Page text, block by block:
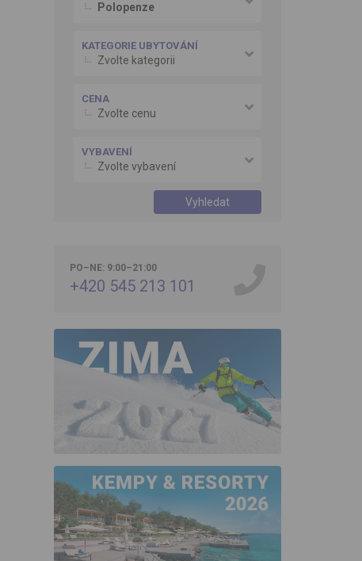
Polopenze
KATEGORIE UBYTOVÁNÍ
Zvolte kategorii
CENA
Zvolte cenu
VYBAVENÍ
Zvolte vybavení
Vyhledat
PO–NE: 9:00–21:00
+420 545 213 101